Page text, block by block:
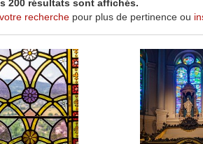
200 résultats sont affichés.
recherche pour plus de pertinence ou